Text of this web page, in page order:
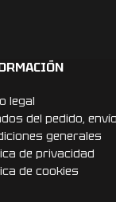
legal
del pedido,
generales
de privacidad
de cookies